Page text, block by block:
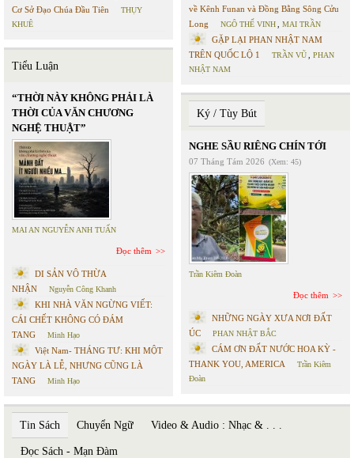
Cơ Sở Đạo Chúa Đầu Tiên
THỤY
KHUÊ
Tiểu Luận
“THỜI NÀY KHÔNG PHẢI LÀ
THỜI CỦA VĂN CHƯƠNG
NGHỆ THUẬT”
MAI AN NGUYỄN ANH TUẤN
Đọc thêm
DI SẢN VÔ THỪA
NHẬN
Nguyễn Công Khanh
KHI NHÀ VĂN NGỪNG VIẾT:
CÁI CHẾT KHÔNG CÓ ĐÁM
TANG
Minh Hạo
Việt Nam- THÁNG TƯ: KHI MỘT
NGÀY LÀ LỄ, NHƯNG CŨNG LÀ
TANG
Minh Hạo
về Kênh Funan và Đồng Bằng Sông Cửu
Long
NGÔ THẾ VINH MAI TRẦN
GẶP LẠI PHAN NHẬT NAM
TRÊN QUỐC LỘ 1
TRẦN VŨ
PHAN
NHẬT NAM
Ký / Tùy Bút
NGHE SẦU RIÊNG CHÍN TỚI
07 Tháng Tám 2026 (Xem: 45)
Trần Kiêm Đoàn
Đọc thêm
NHỮNG NGÀY XƯA NƠI ĐẤT
ÚC
PHAN NHẬT BẮC
CÁM ƠN ĐẤT NƯỚC HOA KỲ -
THANK YOU, AMERICA
Trần Kiêm
Đoàn
Tin Sách Chuyển Ngữ Video & Audio : Nhạc & . . .
Đọc Sách - Mạn Đàm